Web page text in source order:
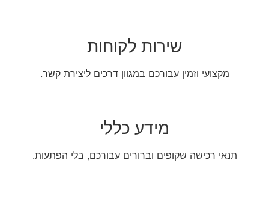
שירות לקוחות
מקצועי וזמין עבורכם במגוון דרכים ליצירת קשר.
מידע כללי
תנאי רכישה שקופים וברורים עבורכם, בלי הפתעות.